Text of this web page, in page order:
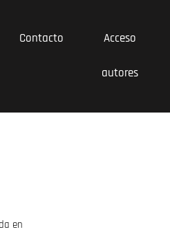
Contacto Acceso
autores
en